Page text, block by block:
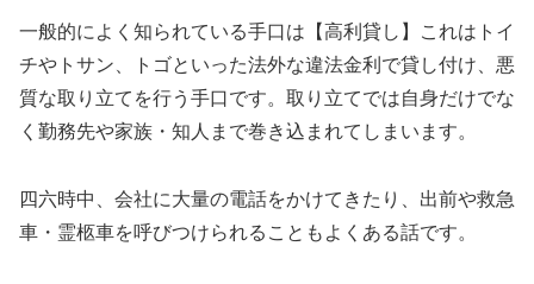
一般的によく知られている手口は【高利貸し】これはトイ
チやトサン、トゴといった法外な違法金利で貸し付け、悪
質な取り立てを行う手口です。取り立てでは自身だけでな
く勤務先や家族・知人まで巻き込まれてしまいます。
四六時中、会社に大量の電話をかけてきたり、出前や救急
車・霊柩車を呼びつけられることもよくある話です。